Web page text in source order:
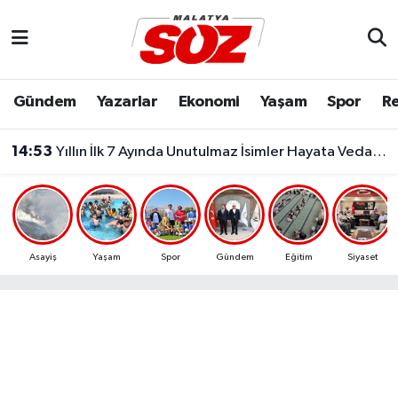
Gündem Yazarlar Ekonomi Yaşam Spor
14:53 Yıllın İlk 7 Ayında Unutulmaz İsimler Hayata Veda Etti..
Asayiş Yaşam Spor Gündem Eğitim Siyaset
Dünya
Eğitim
Ekonomi
Malatya Nöbetçi Eczaneler
Malatya Namaz Vakitleri
Malatya Trafik Yoğunluk Haritası
Süper Lig Puan Durumu ve Fikstür